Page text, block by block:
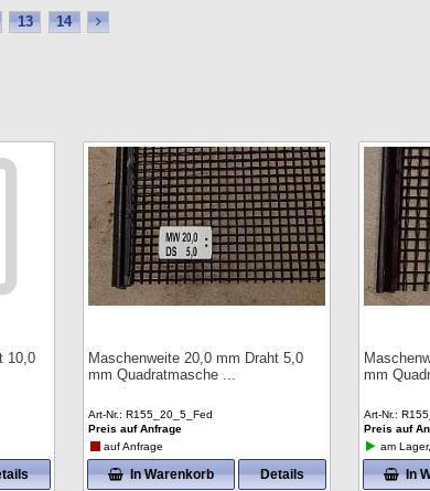
13 14
10,0
Maschenweite 20,0 mm Draht 5,0
mm Quadratmasche
Art-Nr.
R155_20_5_Fed
Preis auf Anfrage
auf Anfrage
In Warenkorb Details
mm
Art-Nr.
Preis auf
am
In